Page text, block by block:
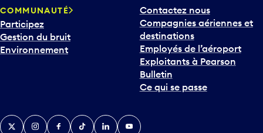
COMMUNAUTÉ
Participez
Gestion du bruit
Environnement
Contactez nous
Compagnies aériennes et
destinations
Employés de l’aéroport
Exploitants à Pearson
Bulletin
Ce qui se passe
TwitterInstagramFacebook
TikTokLinkedInYouTube